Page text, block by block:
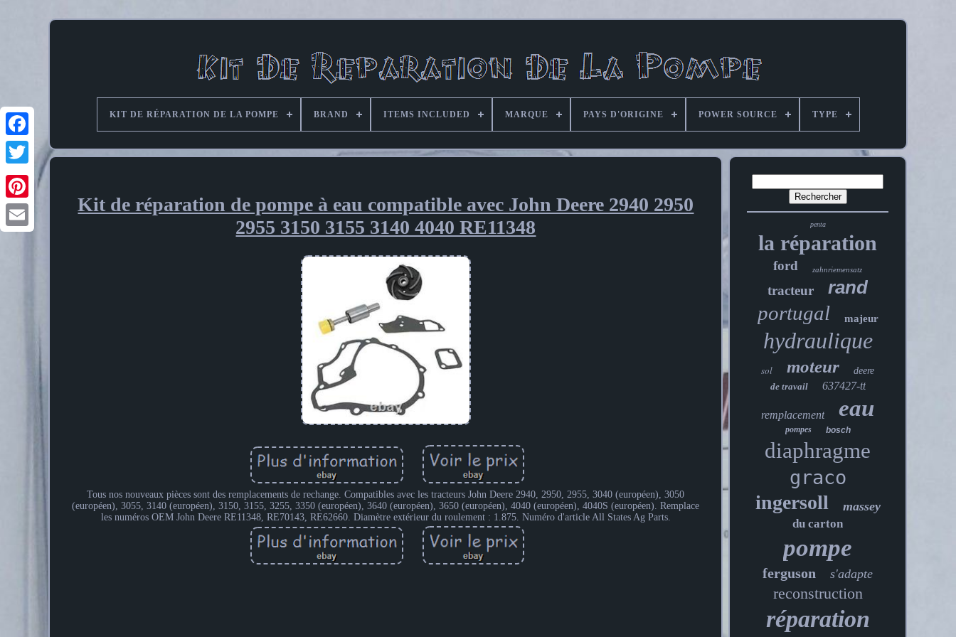
Pinterest
KIT DE RÉPARATION DE LA POMPE BRAND ITEMS INCLUDED MARQUE PAYS D'ORIGINE POWER SOURCE TYPE
Kit de réparation de pompe à eau compatible avec John Deere 2940 2950
2955 3150 3155 3140 4040 RE11348
Tous nos nouveaux pièces sont des remplacements de rechange. Compatibles avec les tracteurs John Deere 2940, 2950, 2955, 3040 (européen), 3050
(européen), 3055, 3140 (européen), 3150, 3155, 3255, 3350 (européen), 3640 (européen), 3650 (européen), 4040 (européen), 4040S (européen). Remplace
les numéros OEM John Deere RE11348, RE70143, RE62660. Diamètre extérieur du roulement : 1.875. Numéro d'article All States Ag Parts.
penta
la réparation
ford zahnriemensatz
tracteur rand
portugal majeur
hydraulique
sol moteur
deere
de travail
637427-tt
remplacement eau
pompes bosch
diaphragme
graco
ingersoll
massey
du carton
pompe
ferguson s'adapte
reconstruction
réparation